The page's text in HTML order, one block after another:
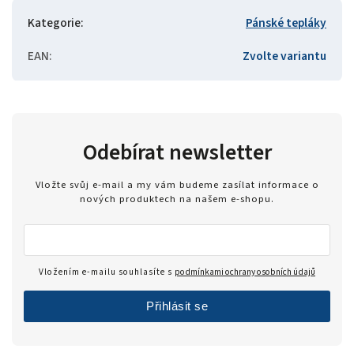
Kategorie:
Pánské tepláky
EAN: Zvolte variantu
Odebírat newsletter
Vložte svůj e-mail a my vám budeme zasílat informace o
nových produktech na našem e-shopu.
Vložením e-mailu souhlasíte s podmínkami ochrany osobních údajů
Přihlásit se